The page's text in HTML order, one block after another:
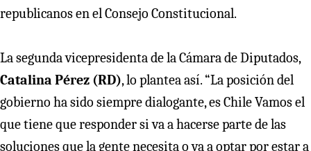
republicanos en el Consejo Constitucional.
La segunda vicepresidenta de la Cámara de Diputados,
Catalina Pérez (RD), lo plantea así. “La posición del
gobierno ha sido siempre dialogante, es Chile Vamos el
que tiene que responder si va a hacerse parte de las
soluciones que la gente necesita o va a optar por estar a